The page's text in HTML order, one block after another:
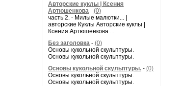
Авторские куклы | Ксения
Артюшенкова - (0)
часть 2. - Милые малютки... |
авторские Куклы Авторские куклы |
Ксения Артюшенкова ...
Без заголовка - (0)
Основы кукольной скульптуры.
Основы кукольной скульптуры.
Основы кукольной скульптуры. - (0)
Основы кукольной скульптуры.
Основы кукольной скульптуры.